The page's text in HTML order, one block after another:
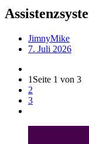
JimnyMike
7. Juli 2026
1 Seite 1 von 3
2
3